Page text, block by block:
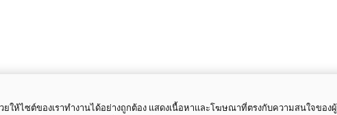
ยให้ไซต์ของเราทำงานได้อย่างถูกต้อง แสดงเนื้อหาและโฆษณาที่ตรงกับความสนใจของผู้